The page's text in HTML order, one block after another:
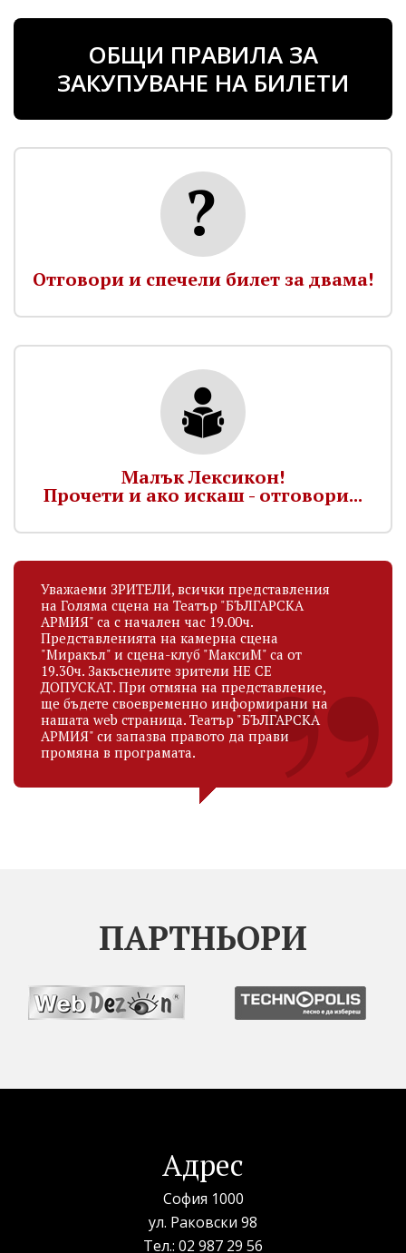
ОБЩИ ПРАВИЛА ЗА
ЗАКУПУВАНЕ НА БИЛЕТИ
Отговори и спечели билет за двама!
Малък Лексикон!
Прочети и ако искаш - отговори...
Уважаеми ЗРИТЕЛИ, всички представления
на Голяма сцена на Театър "БЪЛГАРСКА
АРМИЯ" са с начален час 19.00ч.
Представленията на камерна сцена
"Миракъл" и сцена-клуб "МаксиМ" са от
19.30ч. Закъснелите зрители НЕ СЕ
ДОПУСКАТ. При отмяна на представление,
ще бъдете своевременно информирани на
нашата web страница. Театър "БЪЛГАРСКА
АРМИЯ" си запазва правото да прави
промяна в програмата.
ПАРТНЬОРИ
Адрес
София 1000
ул. Раковски 98
Тел.: 02 987 29 56